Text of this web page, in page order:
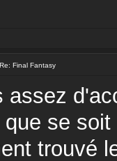
Re: Final Fantasy
assez
que se
trouvé